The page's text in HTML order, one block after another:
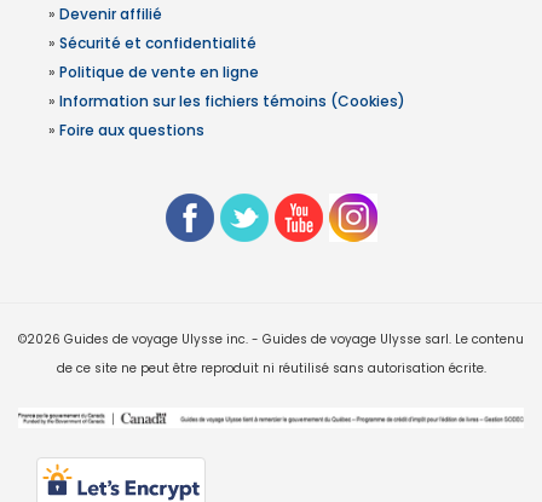
» Devenir affilié
» Sécurité et confidentialité
» Politique de vente en ligne
» Information sur les fichiers témoins (Cookies)
» Foire aux questions
©2026 Guides de voyage Ulysse inc. - Guides de voyage Ulysse sarl. Le contenu
de ce site ne peut être reproduit ni réutilisé sans autorisation écrite.